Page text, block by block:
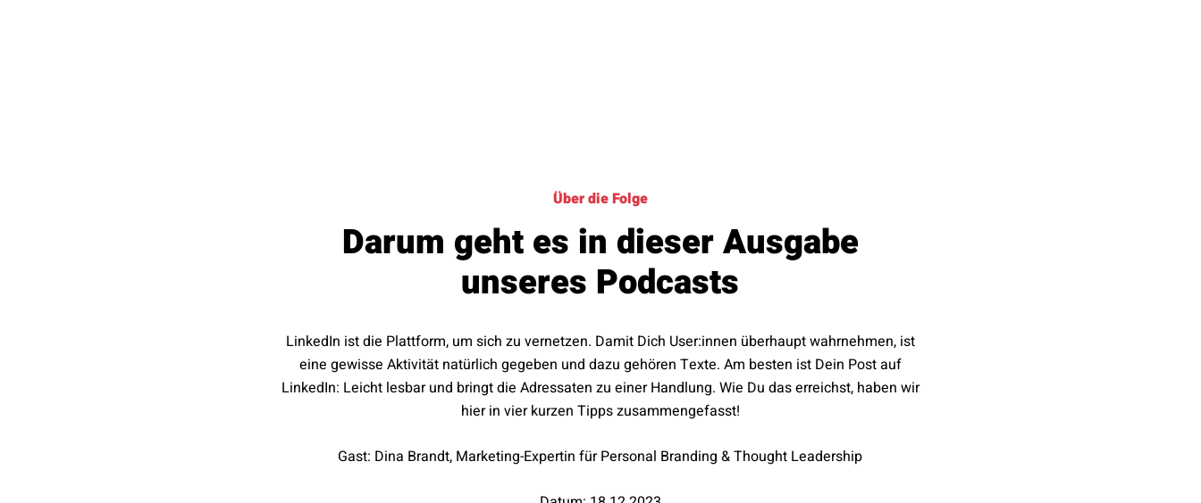
Über die Folge
Darum geht es in dieser Ausgabe
unseres Podcasts
LinkedIn ist die Plattform, um sich zu vernetzen. Damit Dich User:innen überhaupt wahrnehmen, ist
eine gewisse Aktivität natürlich gegeben und dazu gehören Texte. Am besten ist Dein Post auf
LinkedIn: Leicht lesbar und bringt die Adressaten zu einer Handlung. Wie Du das erreichst, haben wir
hier in vier kurzen Tipps zusammengefasst!
Gast: Dina Brandt, Marketing-Expertin für Personal Branding & Thought Leadership